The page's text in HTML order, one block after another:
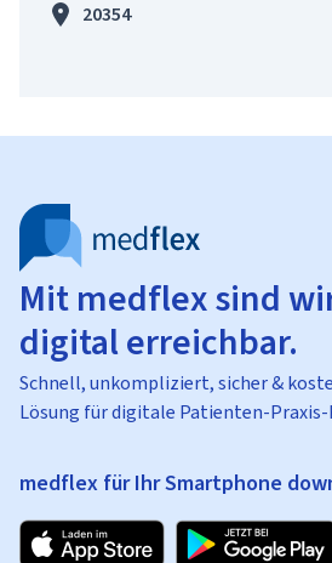
20354
Mit medflex sind
digital erreichbar.
Schnell, unkompliziert, sicher &
Lösung für digitale Patienten-
medflex für Ihr Smartphone